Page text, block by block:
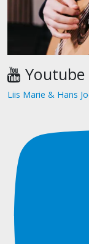
Youtube
Liis Marie & Hans